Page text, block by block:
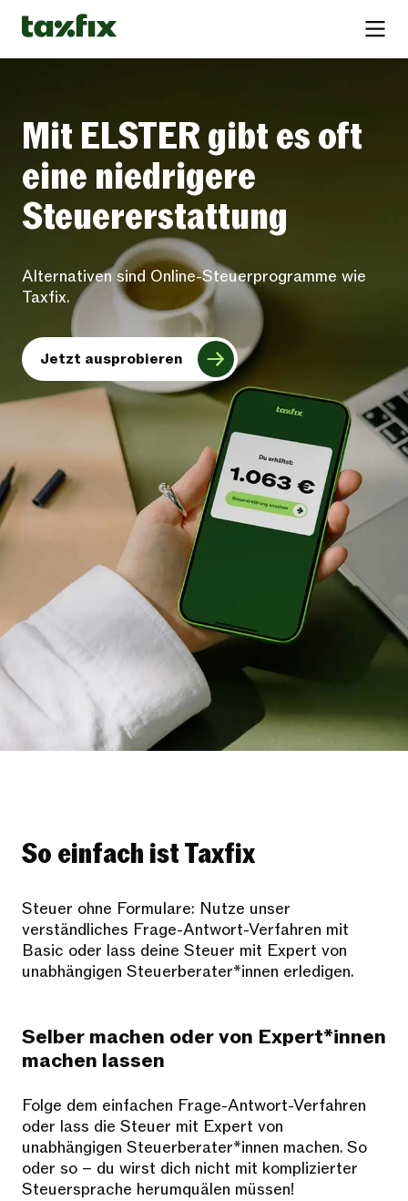
Mit ELSTER gibt es oft
eine niedrigere
Steuererstattung
Alternativen sind Online-Steuerprogramme wie
Taxfix.
Jetzt ausprobieren
So einfach ist Taxfix
Steuer ohne Formulare: Nutze unser
verständliches Frage-Antwort-Verfahren mit
Basic oder lass deine Steuer mit Expert von
unabhängigen Steuerberater*innen erledigen.
Selber machen oder von Expert*innen
machen lassen
Folge dem einfachen Frage-Antwort-Verfahren
oder lass die Steuer mit Expert von
unabhängigen Steuerberater*innen machen. So
oder so – du wirst dich nicht mit komplizierter
Steuersprache herumquälen müssen!